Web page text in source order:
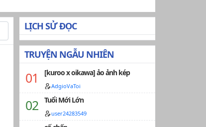
LỊCH SỬ ĐỌC
TRUYỆN NGẪU NHIÊN
[kuroo x oikawa] ảo ảnh kép
AdgioVaToi
Tuổi Mới Lớn
user24283549